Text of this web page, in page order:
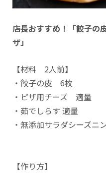
店長おすすめ！「餃子の
ザ」
【材料 2人前】
・餃子の皮 6枚
・ピザ用チーズ 適量
・茹でしらす 適量
・無添加サラダシーズ
【作り方】